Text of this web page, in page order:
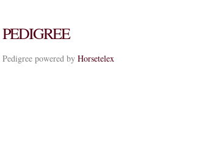
PEDIGREE
Pedigree powered byHorsetelex